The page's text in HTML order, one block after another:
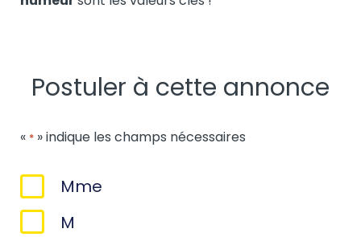
Postuler à cette annonce
« * » indique les champs nécessaires
Sexe
Mme
M